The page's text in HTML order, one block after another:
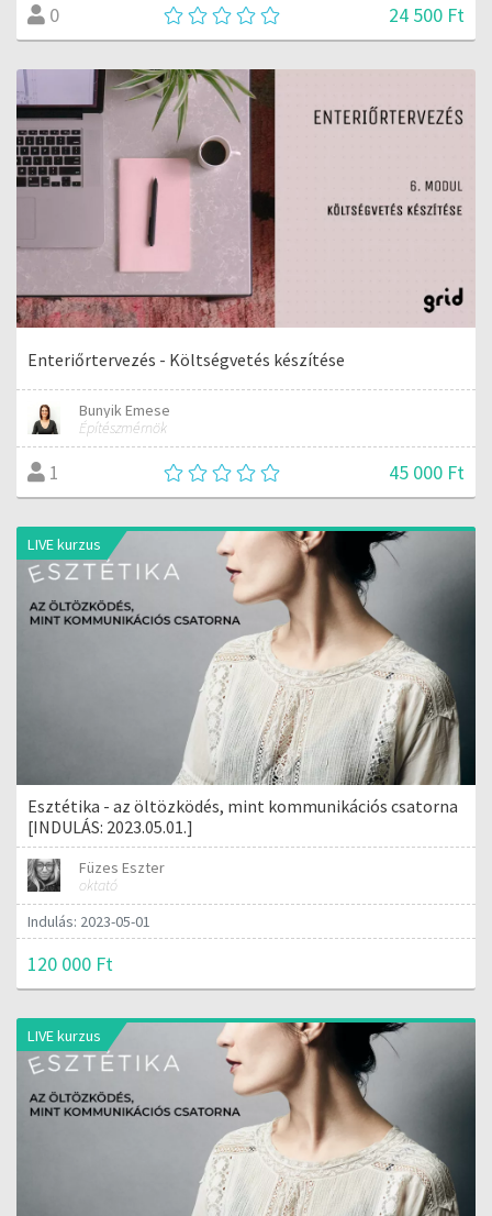
0 24 500 Ft
Enteriőrtervezés - Költségvetés készítése
Bunyik Emese
Építészmérnök
1 45 000 Ft
LIVE kurzus
Esztétika - az öltözködés, mint kommunikációs csatorna
[INDULÁS: 2023.05.01.]
Füzes Eszter
oktató
Indulás: 2023-05-01
120 000 Ft
LIVE kurzus